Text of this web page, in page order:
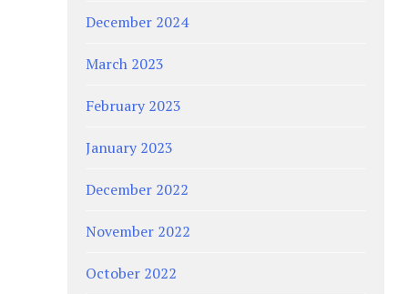
December 2024
March 2023
February 2023
January 2023
December 2022
November 2022
October 2022